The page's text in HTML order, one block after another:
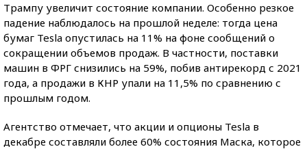
Трампу увеличит состояние компании. Особенно резкое
падение наблюдалось на прошлой неделе: тогда цена
бумаг Tesla опустилась на 11% на фоне сообщений о
сокращении объемов продаж. В частности, поставки
машин в ФРГ снизились на 59%, побив антирекорд с 2021
года, а продажи в КНР упали на 11,5% по сравнению с
прошлым годом.
Агентство отмечает, что акции и опционы Tesla в
декабре составляли более 60% состояния Маска, которое